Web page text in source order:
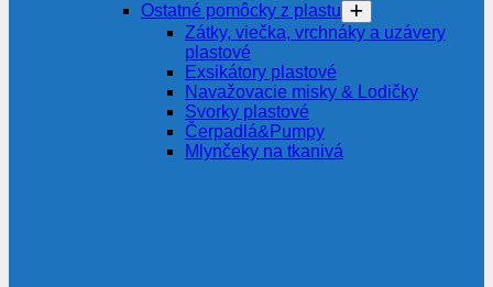
Ostatné pomôcky z plastu
Zátky, viečka, vrchnáky a uzávery
plastové
Exsikátory plastové
Navažovacie misky & Lodičky
Svorky plastové
Čerpadlá&Pumpy
Mlynčeky na tkanivá